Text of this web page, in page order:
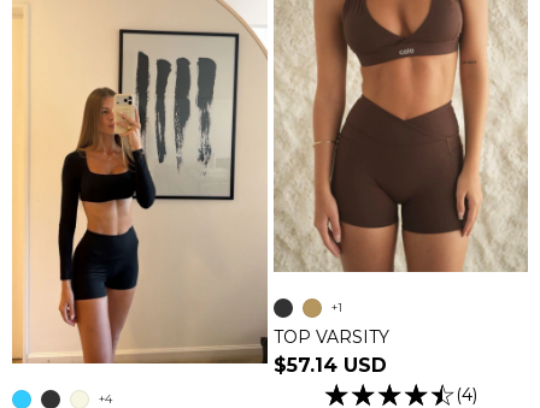
+4
TOP VARSITY
$57.14 USD
(4)
+1